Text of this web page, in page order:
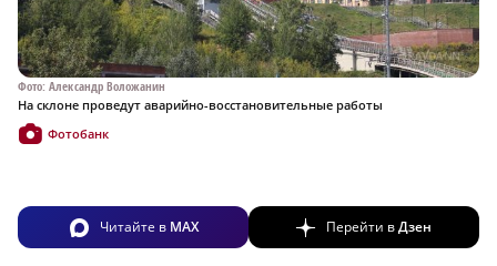
Фото: Александр Воложанин
На склоне проведут аварийно-восстановительные работы
Фотобанк
Читайте в MAX Перейти вДзен